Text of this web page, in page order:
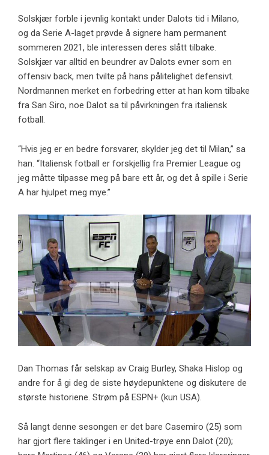
Solskjær forble i jevnlig kontakt under Dalots tid i Milano,
og da Serie A-laget prøvde å signere ham permanent
sommeren 2021, ble interessen deres slått tilbake.
Solskjær var alltid en beundrer av Dalots evner som en
offensiv back, men tvilte på hans pålitelighet defensivt.
Nordmannen merket en forbedring etter at han kom tilbake
fra San Siro, noe Dalot sa til påvirkningen fra italiensk
fotball.
“Hvis jeg er en bedre forsvarer, skylder jeg det til Milan,” sa
han. “Italiensk fotball er forskjellig fra Premier League og
jeg måtte tilpasse meg på bare ett år, og det å spille i Serie
A har hjulpet meg mye.”
Dan Thomas får selskap av Craig Burley, Shaka Hislop og
andre for å gi deg de siste høydepunktene og diskutere de
største historiene. Strøm på ESPN+ (kun USA).
Så langt denne sesongen er det bare Casemiro (25) som
har gjort flere taklinger i en United-trøye enn Dalot (20);